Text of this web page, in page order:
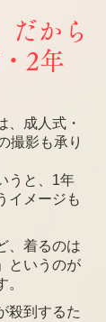
だから
2年
、成人式・
撮影も承り
うと、1年
イメージも
、着るのは
というのが
殺到するた